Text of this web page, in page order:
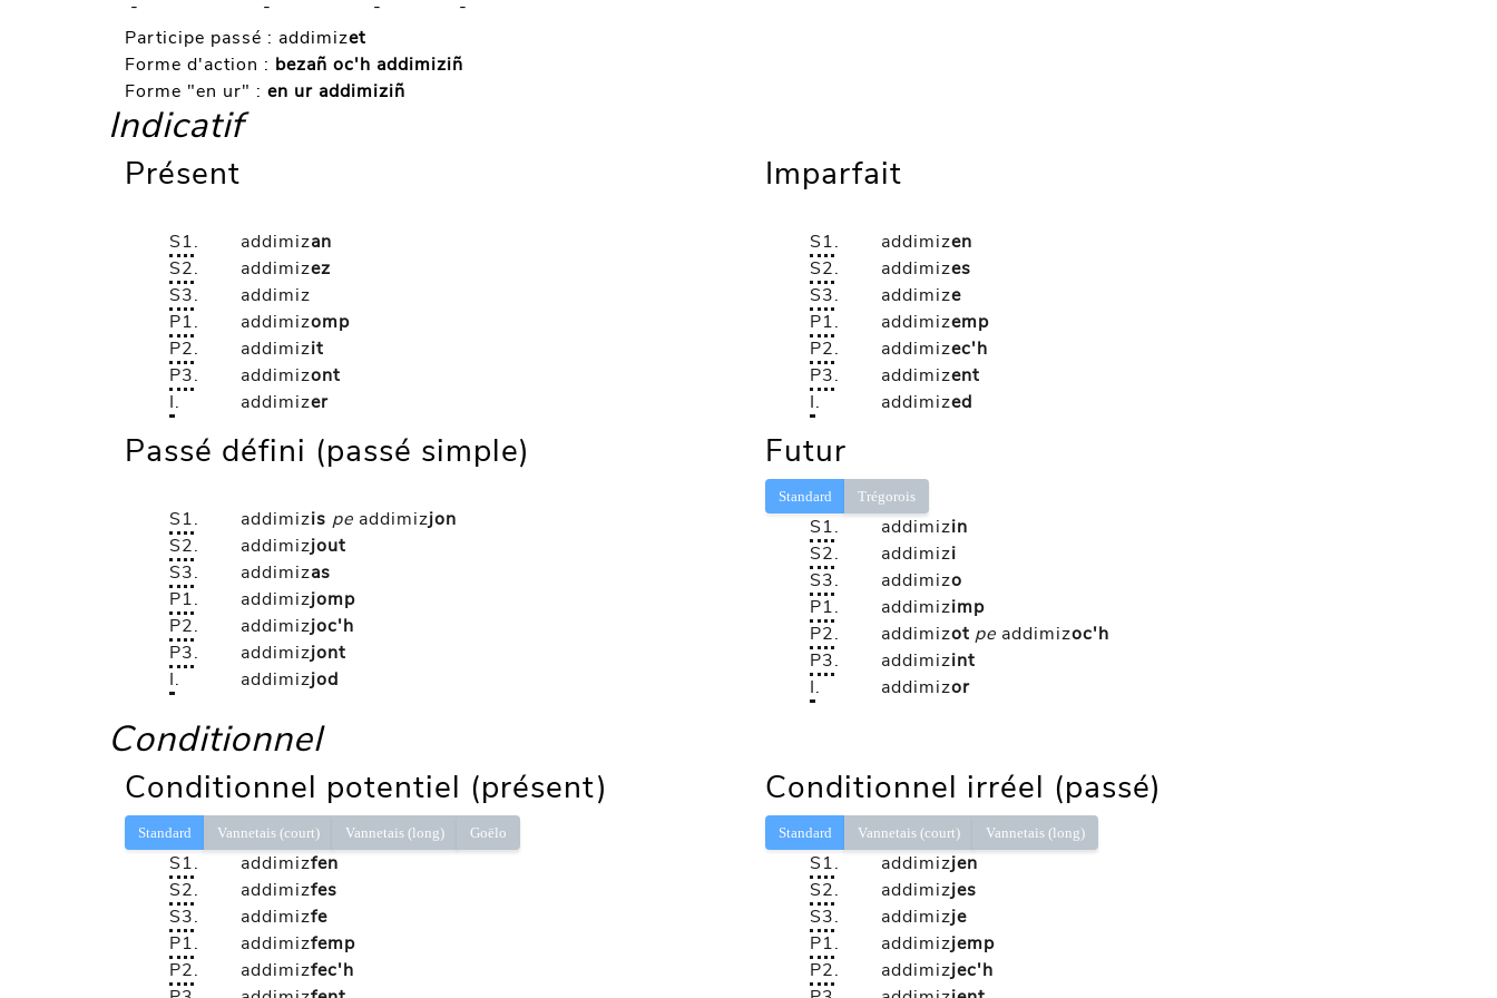
-
- -
-
Participe passé : addimizet
Forme d'action : bezañ oc'h addimiziñ
Forme "en ur" : en ur addimiziñ
Indicatif
Présent
S1. addimizan
S2. addimizez
S3.
addimiz
P1. addimizomp
P2. addimizit
P3. addimizont
I. addimizer
Imparfait
S1. addimizen
S2. addimizes
S3. addimize
P1. addimizemp
P2. addimizec'h
P3. addimizent
I. addimized
Passé défini (passé simple)
S1. addimizis pe addimizjon
S2. addimizjout
S3. addimizas
P1. addimizjomp
P2. addimizjoc'h
P3. addimizjont
I. addimizjod
Futur
Standard Trégorois
S1. addimizin
S2. addimizi
S3. addimizo
P1. addimizimp
P2. addimizot pe addimizoc'h
P3. addimizint
I. addimizor
Conditionnel
Conditionnel potentiel (présent)
Standard Vannetais (court) Vannetais (long) Goëlo
S1. addimizfen
S2. addimizfes
S3. addimizfe
P1. addimizfemp
P2. addimizfec'h
Conditionnel irréel (passé)
Standard Vannetais (court) Vannetais (long)
S1. addimizjen
S2. addimizjes
S3. addimizje
P1. addimizjemp
P2. addimizjec'h